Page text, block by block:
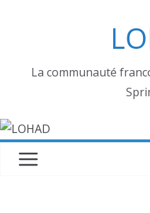
La communauté